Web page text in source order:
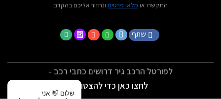
התקשרו או מלאו פרטים ונחזור אליכם בהקדם
שתף
לפורטל הרכב גיר דרושים כתבי רכב -
לחצו כאן כדי להצטרף
שלום 👋 אני